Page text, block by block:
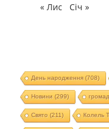
« Лис
Січ »
День народження(708)
Новини (299)
Свято (211) Колель